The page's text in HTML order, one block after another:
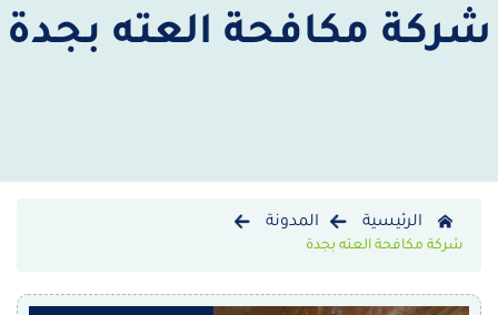
شركة مكافحة العته بجدة
الرئيسية المدونة
شركة مكافحة العته بجدة